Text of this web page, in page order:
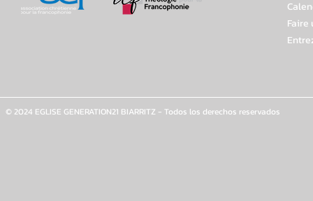
Faire
© 2024 EGLISE GENERATION21 BIARRITZ - Todos los derechos reservados